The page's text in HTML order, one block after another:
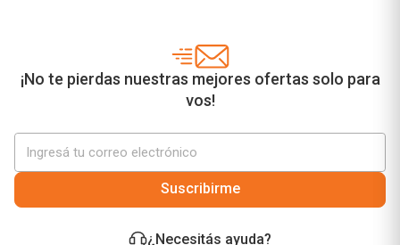
¡No te pierdas nuestras mejores ofertas solo para
vos!
Suscribirme
¿Necesitás ayuda?